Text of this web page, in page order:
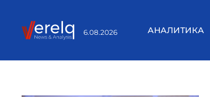
6.08.2026 АНАЛИТИКА